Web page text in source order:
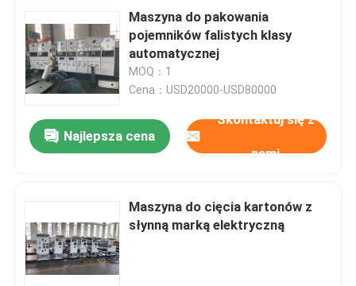
Maszyna do pakowania
pojemników falistych klasy
automatycznej
MOQ：1
Cena：USD20000-USD80000
Najlepsza cena
Skontaktuj się z
nami
Maszyna do cięcia kartonów z
słynną marką elektryczną